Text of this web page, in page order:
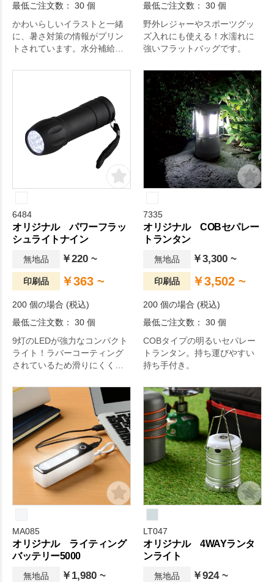
最低ご注文数： 30 個
かわいらしいイラストと一緒
に、暑さ対策の情報がプリン
トされています。水分補給の
バッグです。
最低ご注文数： 30 個
野外レジャーやスポーツグッ
ズ入れにも使える！水濡れに
強いフラットバッグです。
6484
オリジナル パワーフラッ
シュライトナイン
無地品 ￥220 ~
印刷品 ￥363 ~
200 個の場合 (税込)
最低ご注文数： 30 個
9灯のLEDが強力なコンパクト
ライト！ラバーコーティング
されているため滑りにくく、
ストラップ付きです。
7335
オリジナル COBセパレー
トランタン
無地品 ￥3,300 ~
印刷品 ￥3,502 ~
200 個の場合 (税込)
最低ご注文数： 30 個
COBタイプの明るいセパレー
トランタン。持ち運びやすい
持ち手付き。
MA085
オリジナル ライティング
バッテリー5000
無地品 ￥1,980 ~
LT047
オリジナル 4WAYランタ
ンライト
無地品 ￥924 ~